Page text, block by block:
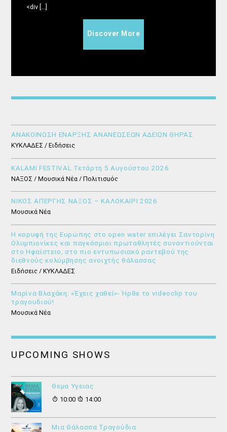
<div [...]
Discover More
ΑΝΑΚΟΙΝΩΣΗ ΕΝΑΡΞΗΣ ΑΝΑΝΕΩΣΕΩΝ ΑΔΕΙΩΝ ΘΗΡΑΣ
ΚΥΚΛΑΔΕΣ / Ειδήσεις
KALAMI FESTIVAL Τετάρτη 5 Αυγούστου 2026
ΝΑΞΟΣ / Μουσικά Νέα / Πολιτισμός
ΝΙΚΟΣ ΑΠΕΡΓΗΣ ΝΑΞΟΣ – ΚΑΛΟΚΑΙΡΙ 2026
Μουσικά Νέα
Η κορυφή της Ευρώπης στο open water επιλέγει Σαντορίνη
Ολυμπιονίκες και παγκόσμιοι πρωταθλητές συναντιούνται
στο Ηφαίστειο, στο πιο εντυπωσιακό ραντεβού της
διεθνούς κολύμβησης ανοιχτής θάλασσας
Ειδήσεις / ΚΥΚΛΑΔΕΣ
Μαρίνα Βλαχάκη: «Έχεις χαθεί»- Ήρθε το videoclip του
τραγουδιού!
Μουσικά Νέα
UPCOMING SHOWS
Θεμα Υγειας
10:00
14:00
Μια Θάλασσα Τραγούδια